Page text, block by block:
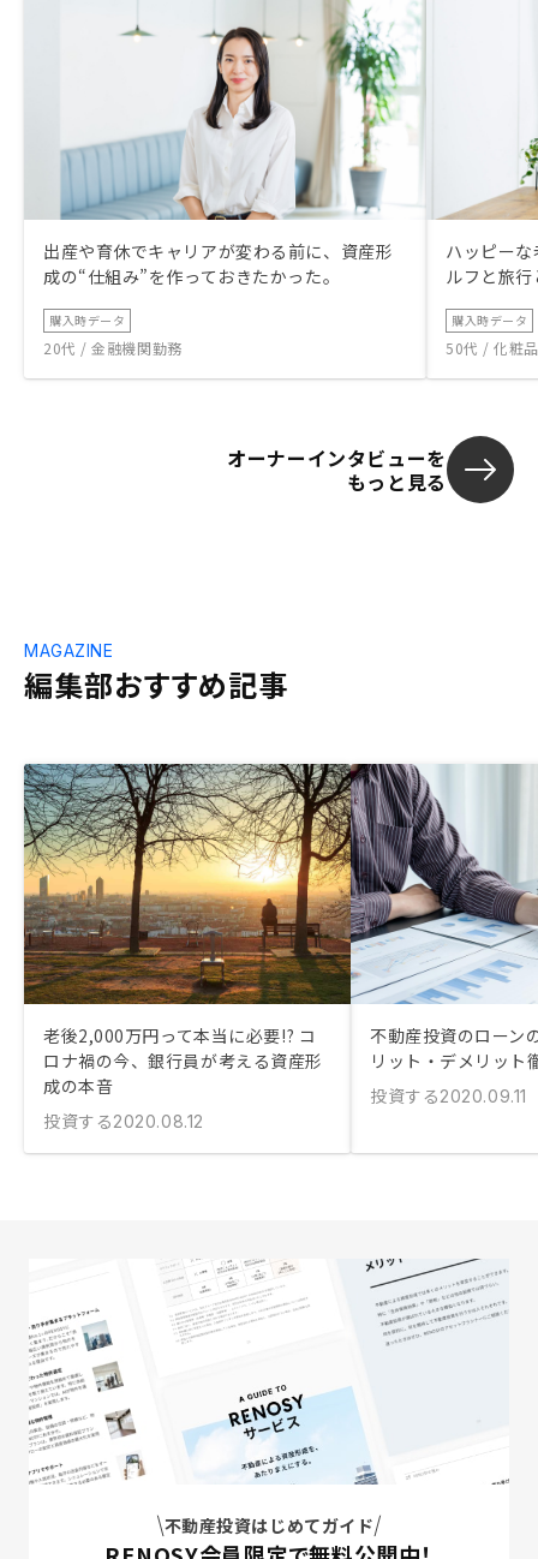
出産や育休でキャリアが変わる前に、資産形
成の“仕組み”を作っておきたかった。
購入時データ
20代 / 金融機関勤務
ハッピー
ルフと旅
購入時データ
50代 / 化粧
オーナーインタビューを
もっと見る
編集部おすすめ記事
MAGAZINE
老後2,000万円って本当に必要!? コ
ロナ禍の今、銀行員が考える資産形
成の本音
投資する2020.08.12
不動産投資のローン
リット・デメリット
投資する2020.09.11
不動産投資はじめてガイド